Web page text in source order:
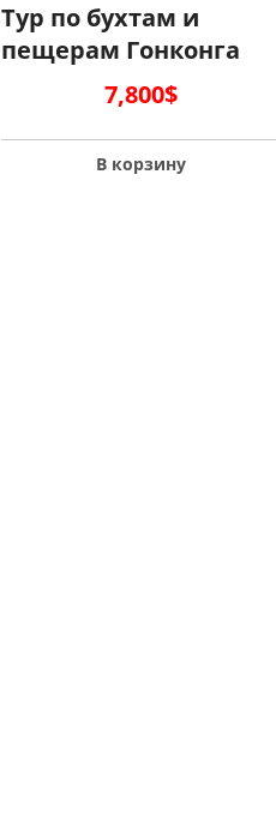
Тур по бухтам и
пещерам Гонконга
7,800$
В корзину